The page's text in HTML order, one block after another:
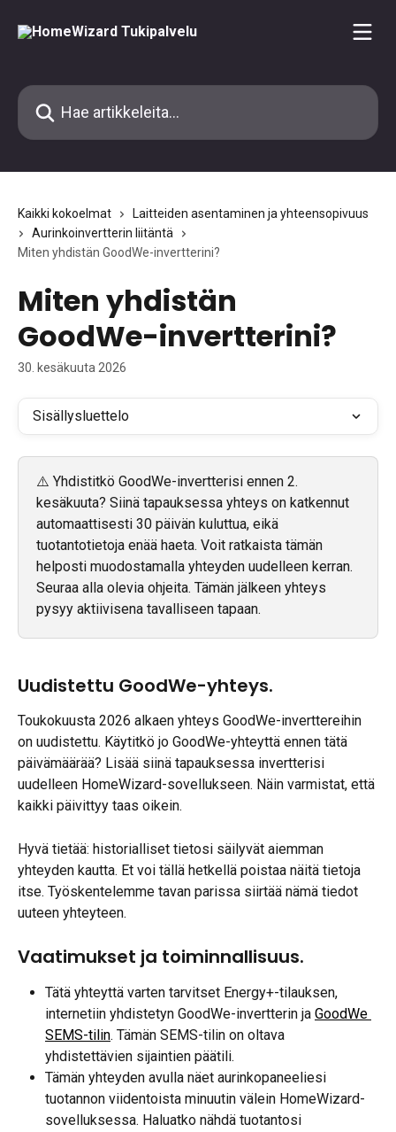
Hae artikkeleita...
Kaikki kokoelmat
Laitteiden asentaminen ja yhteensopivuus
Aurinkoinvertterin liitäntä
Miten yhdistän GoodWe-invertterini?
Miten yhdistän
GoodWe-invertterini?
30. kesäkuuta 2026
Sisällysluettelo
⚠️ Yhdistitkö GoodWe-invertterisi ennen 2.
kesäkuuta? Siinä tapauksessa yhteys on katkennut
automaattisesti 30 päivän kuluttua, eikä
tuotantotietoja enää haeta. Voit ratkaista tämän
helposti muodostamalla yhteyden uudelleen kerran.
Seuraa alla olevia ohjeita. Tämän jälkeen yhteys
pysyy aktiivisena tavalliseen tapaan.
Uudistettu GoodWe-yhteys.
Toukokuusta 2026 alkaen yhteys GoodWe-inverttereihin
on uudistettu. Käytitkö jo GoodWe-yhteyttä ennen tätä
päivämäärää? Lisää siinä tapauksessa invertterisi
uudelleen HomeWizard-sovellukseen. Näin varmistat, että
kaikki päivittyy taas oikein.
Hyvä tietää: historialliset tietosi säilyvät aiemman
yhteyden kautta. Et voi tällä hetkellä poistaa näitä tietoja
itse. Työskentelemme tavan parissa siirtää nämä tiedot
uuteen yhteyteen.
​Vaatimukset ja toiminnallisuus.
Tätä yhteyttä varten tarvitset Energy+-tilauksen,
internetiin yhdistetyn GoodWe-invertterin ja GoodWe
SEMS-tilin. Tämän SEMS-tilin on oltava
yhdistettävien sijaintien päätili.
Tämän yhteyden avulla näet aurinkopaneeliesi
tuotannon viidentoista minuutin välein HomeWizard-
sovelluksessa. Haluatko nähdä tuotantosi